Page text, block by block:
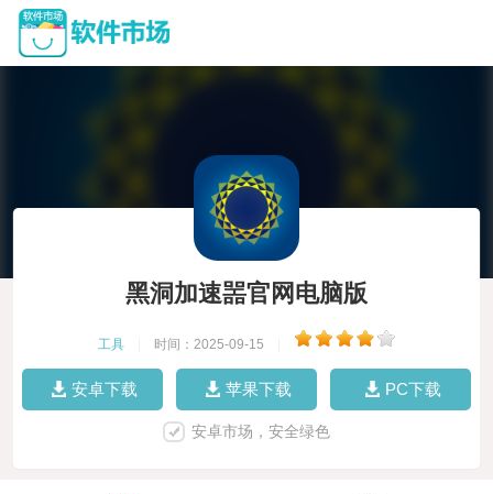
黑洞加速噐官网电脑版
工具 时间：2025-09-15
安卓下载 苹果下载 PC下载
安卓市场，安全绿色